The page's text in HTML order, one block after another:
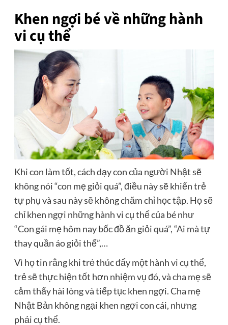
Khen ngợi bé về những hành
vi cụ thể
Khi con làm tốt, cách dạy con của người Nhật sẽ
không nói “con mẹ giỏi quá”, điều này sẽ khiến trẻ
tự phụ và sau này sẽ không chăm chỉ học tập. Họ sẽ
chỉ khen ngợi những hành vi cụ thể của bé như
“Con gái mẹ hôm nay bốc đồ ăn giỏi quá”, “Ai mà tự
thay quần áo giỏi thế”,…
Vì họ tin rằng khi trẻ thúc đẩy một hành vi cụ thể,
trẻ sẽ thực hiện tốt hơn nhiệm vụ đó, và cha mẹ sẽ
cảm thấy hài lòng và tiếp tục khen ngợi. Cha mẹ
Nhật Bản không ngại khen ngợi con cái, nhưng
phải cụ thể.